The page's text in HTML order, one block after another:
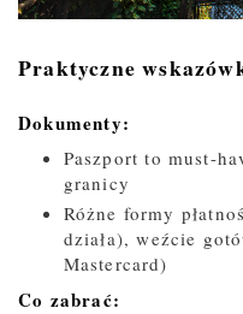
Praktyczne
Dokumenty:
Paszport to must-
granicy
Różne formy
działa), weźcie
Mastercard)
Co zabrać: